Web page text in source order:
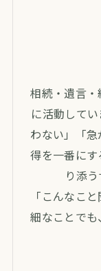
相続・遺言
に活動して
わない」「
得を一番に
り添
「こんなこ
細なことでも